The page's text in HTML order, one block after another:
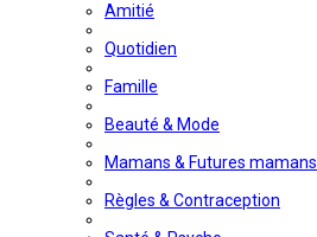
Amitié
Quotidien
Famille
Beauté & Mode
Mamans & Futures mamans
Règles & Contraception